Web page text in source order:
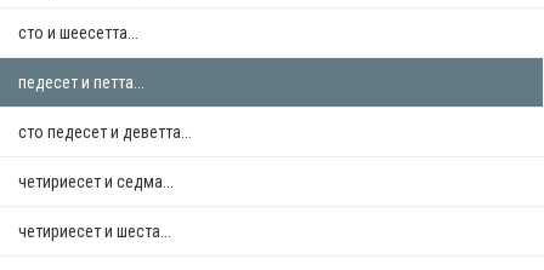
сто и шеесетта...
педесет и петта...
сто педесет и деветта...
четириесет и седма...
четириесет и шеста...